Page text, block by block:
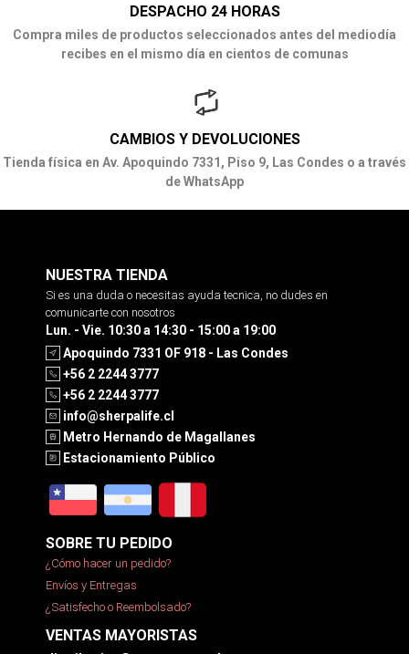
DESPACHO 24 HORAS
Compra miles de productos seleccionados antes del mediodía
recibes en el mismo día en cientos de comunas
CAMBIOS Y DEVOLUCIONES
Tienda física en Av. Apoquindo 7331, Piso 9, Las Condes o a través
de WhatsApp
NUESTRA TIENDA
Si es una duda o necesitas ayuda tecnica, no dudes en
comunicarte con nosotros
Lun. - Vie. 10:30 a 14:30 - 15:00 a 19:00
Apoquindo 7331 OF 918 - Las Condes
+56 2 2244 3777
+56 2 2244 3777
info@sherpalife.cl
Metro Hernando de Magallanes
Estacionamiento Público
SOBRE TU PEDIDO
¿Cómo hacer un pedido?
Envíos y Entregas
¿Satisfecho o Reembolsado?
VENTAS MAYORISTAS